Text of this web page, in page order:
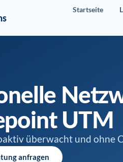
Startseite
UTM
überwacht und ohne
anfragen